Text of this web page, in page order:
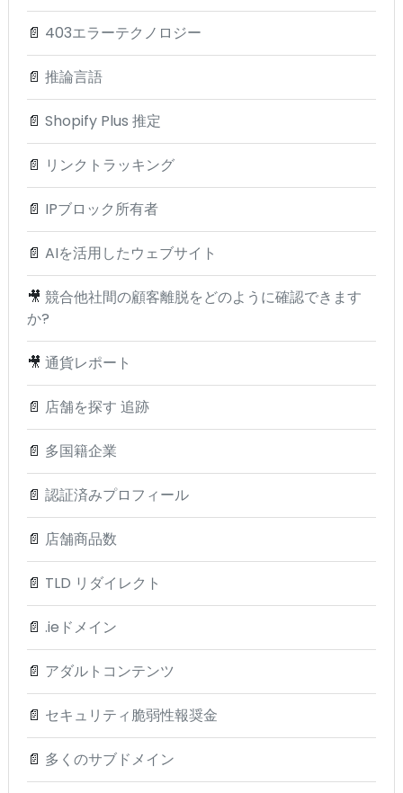
📄 403エラーテクノロジー
📄 推論言語
📄 Shopify Plus 推定
📄 リンクトラッキング
📄 IPブロック所有者
📄 AIを活用したウェブサイト
🎥 競合他社間の顧客離脱をどのように確認できます
か?
🎥 通貨レポート
📄 店舗を探す 追跡
📄 多国籍企業
📄 認証済みプロフィール
📄 店舗商品数
📄 TLD リダイレクト
📄 .ieドメイン
📄 アダルトコンテンツ
📄 セキュリティ脆弱性報奨金
📄 多くのサブドメイン